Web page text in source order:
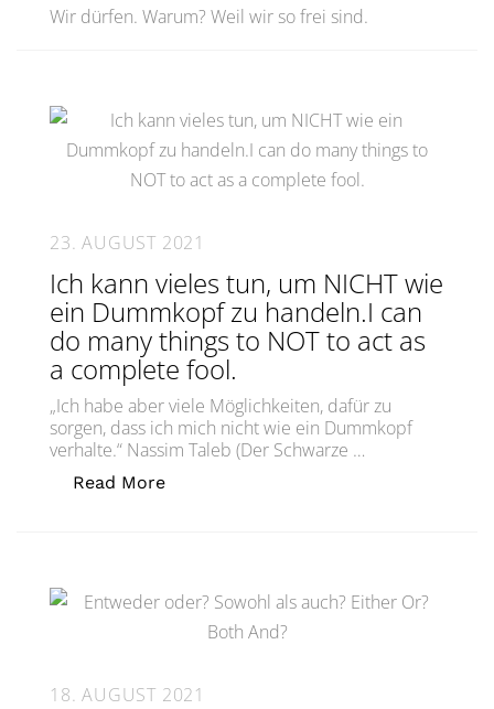
Wir dürfen. Warum? Weil wir so frei sind.
23. AUGUST 2021
Ich kann vieles tun, um NICHT wie
ein Dummkopf zu handeln.I can
do many things to NOT to act as
a complete fool.
„Ich habe aber viele Möglichkeiten, dafür zu
sorgen, dass ich mich nicht wie ein Dummkopf
verhalte.“ Nassim Taleb (Der Schwarze …
Read More„Ich kann vieles tun, um NICHT wie
18. AUGUST 2021